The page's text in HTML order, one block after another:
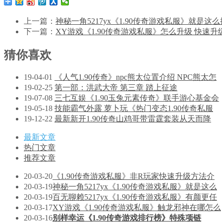
上一篇： 神秘一角5217yx《1.90传奇游戏私服》就是这么
下一篇： XY游戏《1.90传奇游戏私服》怎么升级 快速升
猜你喜欢
19-04-01
《人气1.90传奇》npc熊太位置介绍 NPC熊太怎
19-02-25 第一部：洪武大帝 第三章 踏上征途
19-07-08 三七互娱《1.90玉兔元素传奇》联手游心基金会
19-05-18 技能霸气外露 萝卜玩《热门变态1.90传奇私服
19-12-22 最新新开1.90传奇山鸡哥带雷霆套装从天而降
最新文章
热门文章
推荐文章
20-03-20 《1.90传奇游戏私服》非R玩家快速升级方法介
20-03-19神秘一角5217yx《1.90传奇游戏私服》就是这么
20-03-19百无聊赖5217yx《1.90传奇游戏私服》有颜更任
20-03-17XY游戏《1.90传奇游戏私服》触龙邪神在哪怎么
20-03-16别样幸运《1.90传奇游戏排行榜》特殊项链